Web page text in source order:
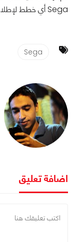
Sega أي خطط لإطلاق Lost Judgment على الحاسب الشخصي في الوقت الحالي.
Sega
اضافة تعليق